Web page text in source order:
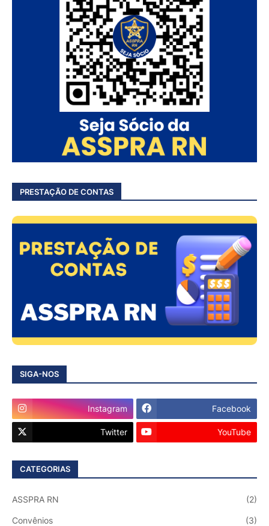
PRESTAÇÃO DE CONTAS
SIGA-NOS
Instagram Facebook
Twitter YouTube
CATEGORIAS
ASSPRA RN (2)
Convênios (3)